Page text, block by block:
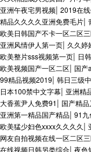
亚洲午夜宅男视频| 2019在
精品久久久久亚洲免费毛片|
欧美日韩国产不卡一区二区
亚洲风情伊人第一页| 久久婷
欧美整片sss视频第一页| 日
欧美视频国产一区二区| 国产
99精品视频2019| 韩日三级
日本100禁中文字幕| 亚洲精
大香蕉尹人免费91| 国产精
亚洲第一精品国产精品| 91九
欧美猛少妇色xxxx久久久久|
网友自拍视频在线一区二区
在线视频日韩另类综合| 夜色